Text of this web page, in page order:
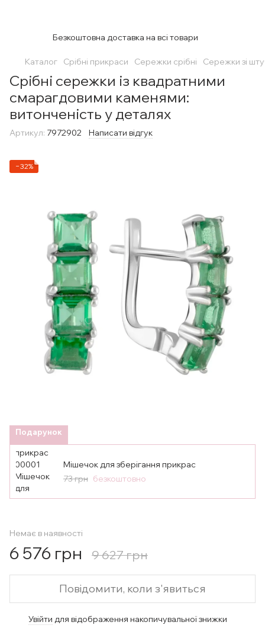
Безкоштовна доставка на всі товари
Каталог Срібні прикраси Сережки срібні Сережки зі
Срібні сережки із квадратними
смарагдовими каменями:
витонченість у деталях
Артикул: 7972902 Написати відгук
−32%
Подарунок
Мішечок для зберігання прикрас
73 грн безкоштовно
Немає в наявності
6 576 грн 9 627 грн
Повідомити, коли з'явиться
Увійти для відображення накопичувальної знижки